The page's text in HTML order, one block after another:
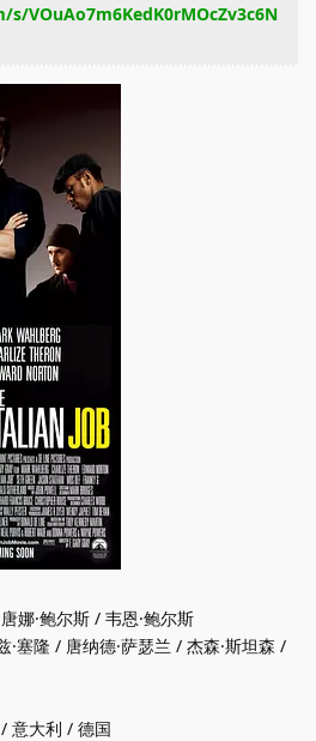
VOuAo7m6KedK0rMOcZv3c6N
娜·鲍尔斯 / 韦恩·鲍尔斯
·塞隆 / 唐纳德·萨瑟兰 / 杰森·斯坦森 /
意大利 / 德国